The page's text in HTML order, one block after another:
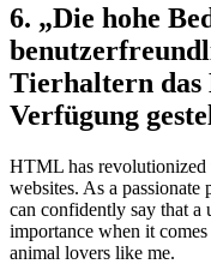
6. „Die hohe
Tierhaltern das
⁣Verfügung
HTML has revolutionized
websites. As a
can confidently say that⁢ a
importance when it
animal​ lovers like me.